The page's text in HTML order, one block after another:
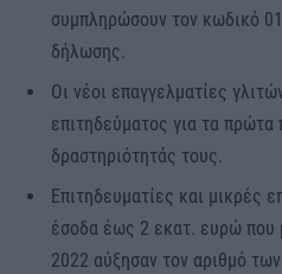
συμπληρώσουν τον κωδικό
δήλωσης.
Οι νέοι επαγγελματίες
επιτηδεύματος για τα πρώτα
δραστηριότητάς τους.
Επιτηδευματίες και μικρές
έσοδα έως 2 εκατ. ευρώ που
2022 αύξησαν τον αριθμό